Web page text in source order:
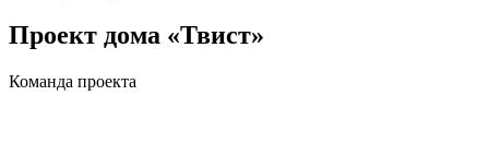
Проект дома «Твист»
Команда проекта